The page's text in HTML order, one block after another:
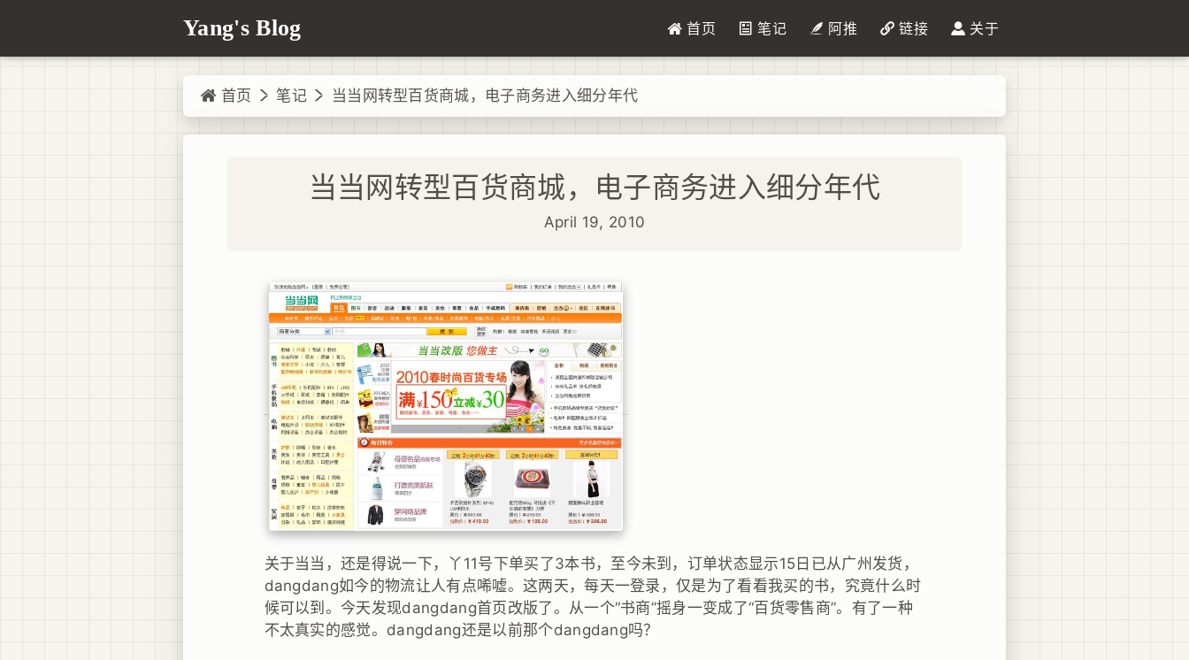
Yang's Blog 首页 笔记 阿推 链接 关于
首页 笔记 当当网转型百货商城，电子商务进入细分年代
当当网转型百货商城，电子商务进入细分年代
April 19, 2010
关于当当，还是得说一下，丫11号下单买了3本书，至今未到，订单状态显示15日已从广州发货，
dangdang如今的物流让人有点唏嘘。这两天，每天一登录，仅是为了看看我买的书，究竟什么时
候可以到。今天发现dangdang首页改版了。从一个“书商”摇身一变成了“百货零售商”。有了一种
不太真实的感觉。dangdang还是以前那个dangdang吗？